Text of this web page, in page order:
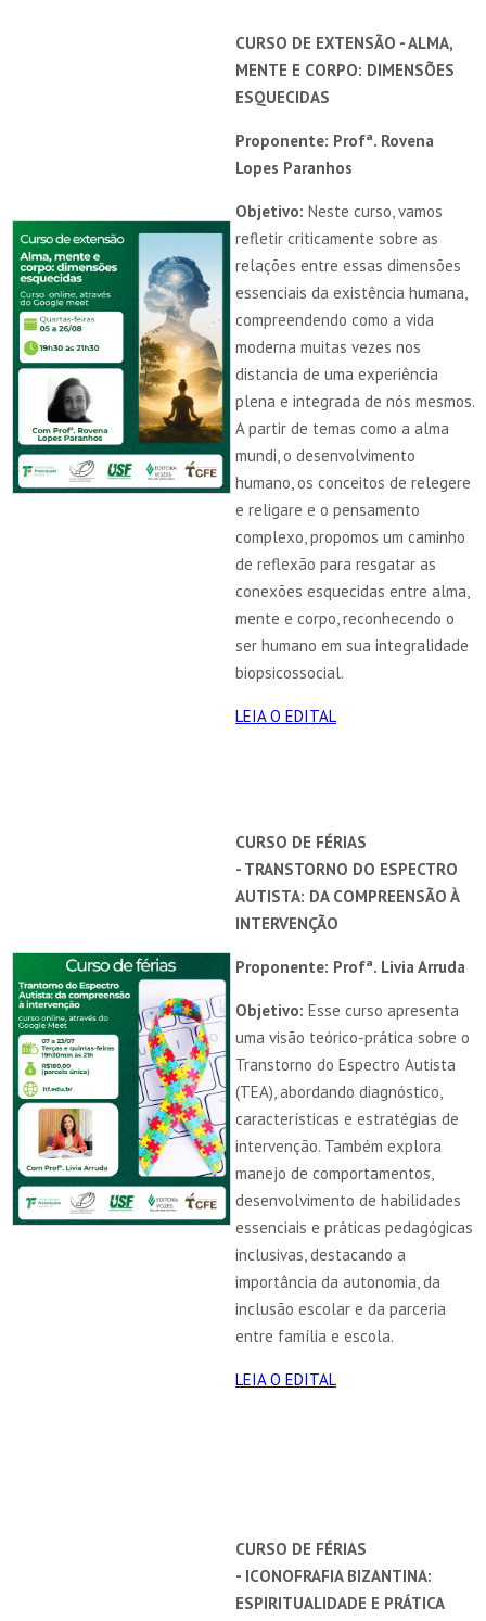
CURSO DE EXTENSÃO - ALMA,
MENTE E CORPO: DIMENSÕES
ESQUECIDAS
Proponente: Profª. Rovena
Lopes Paranhos
Objetivo: Neste curso, vamos
refletir criticamente sobre as
relações entre essas dimensões
essenciais da existência humana,
compreendendo como a vida
moderna muitas vezes nos
distancia de uma experiência
plena e integrada de nós mesmos.
A partir de temas como a alma
mundi, o desenvolvimento
humano, os conceitos de relegere
e religare e o pensamento
complexo, propomos um caminho
de reflexão para resgatar as
conexões esquecidas entre alma,
mente e corpo, reconhecendo o
ser humano em sua integralidade
biopsicossocial.
LEIA O EDITAL
CURSO DE FÉRIAS
- TRANSTORNO DO ESPECTRO
AUTISTA: DA COMPREENSÃO À
INTERVENÇÃO
Proponente: Profª. Livia Arruda
Objetivo: Esse curso apresenta
uma visão teórico-prática sobre o
Transtorno do Espectro Autista
(TEA), abordando diagnóstico,
características e estratégias de
intervenção. Também explora
manejo de comportamentos,
desenvolvimento de habilidades
essenciais e práticas pedagógicas
inclusivas, destacando a
importância da autonomia, da
inclusão escolar e da parceria
entre família e escola.
LEIA O EDITAL
CURSO DE FÉRIAS
- ICONOFRAFIA BIZANTINA:
ESPIRITUALIDADE E PRÁTICA